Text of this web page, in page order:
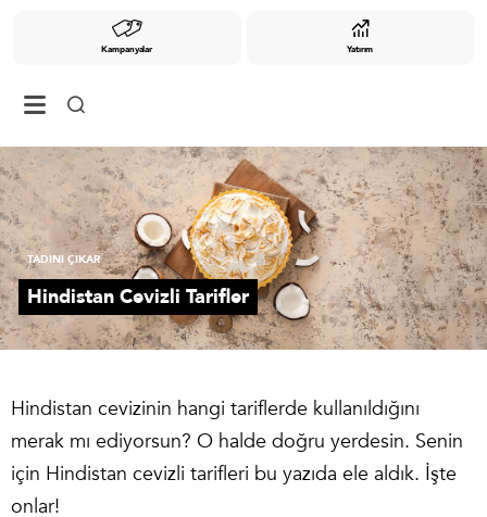
Kampanyalar Yatırım
TADINI ÇIKAR
Hindistan Cevizli Tarifler
Hindistan cevizinin hangi tariflerde kullanıldığını
merak mı ediyorsun? O halde doğru yerdesin. Senin
için Hindistan cevizli tarifleri bu yazıda ele aldık. İşte
onlar!